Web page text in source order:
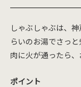
しゃぶしゃぶは、
らいのお湯でさっと
肉に火が通ったら、
ポイント